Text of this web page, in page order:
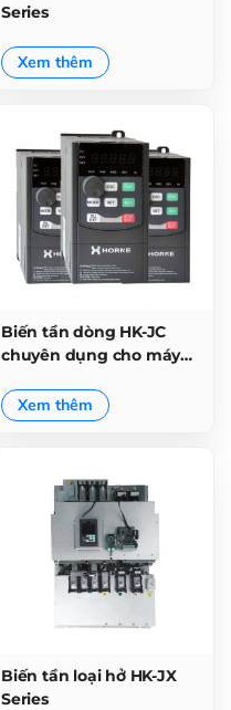
Series
Xem thêm
Biến tần dòng HK-JC
chuyên dụng cho máy
Xem thêm
Biến tần loại hở HK-JX
Series